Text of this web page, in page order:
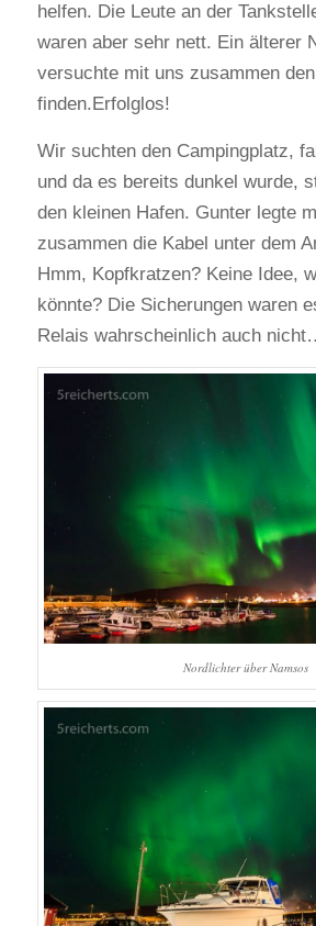
helfen. Die Leute an der
waren aber sehr nett. Ein älterer
versuchte mit uns zusammen
finden.Erfolglos!
Wir suchten den Campingplatz,
und da es bereits dunkel wurde,
den kleinen Hafen. Gunter legte
zusammen die Kabel unter dem
Hmm, Kopfkratzen? Keine Idee,
könnte? Die Sicherungen waren
Relais wahrscheinlich auch
Nordlichter über Namsos